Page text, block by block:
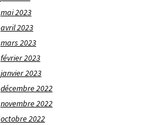
mai 2023
avril 2023
mars 2023
février 2023
janvier 2023
décembre 2022
novembre 2022
octobre 2022